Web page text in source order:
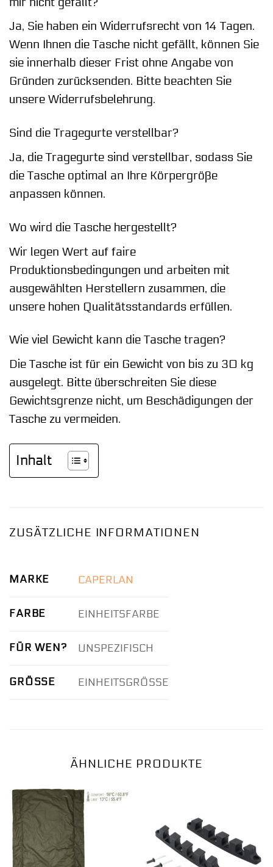
Ja, Sie haben ein Widerrufsrecht von 14 Tagen.
Wenn Ihnen die Tasche nicht gefällt, können Sie
sie innerhalb dieser Frist ohne Angabe von
Gründen zurücksenden. Bitte beachten Sie
unsere Widerrufsbelehrung.
Sind die Tragegurte verstellbar?
Ja, die Tragegurte sind verstellbar, sodass Sie
die Tasche optimal an Ihre Körpergröße
anpassen können.
Wo wird die Tasche hergestellt?
Wir legen Wert auf faire
Produktionsbedingungen und arbeiten mit
ausgewählten Herstellern zusammen, die
unsere hohen Qualitätsstandards erfüllen.
Wie viel Gewicht kann die Tasche tragen?
Die Tasche ist für ein Gewicht von bis zu 30 kg
ausgelegt. Bitte überschreiten Sie diese
Gewichtsgrenze nicht, um Beschädigungen der
Tasche zu vermeiden.
Inhalt
ZUSÄTZLICHE INFORMATIONEN
MARKE CAPERLAN
FARBE EINHEITSFARBE
FÜR WEN? UNSPEZIFISCH
GRÖSSE EINHEITSGRÖSSE
ÄHNLICHE PRODUKTE